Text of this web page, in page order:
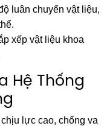
luân chuyển vật liệu,
xếp vật liệu khoa
Hệ Thống
lực cao, chống va